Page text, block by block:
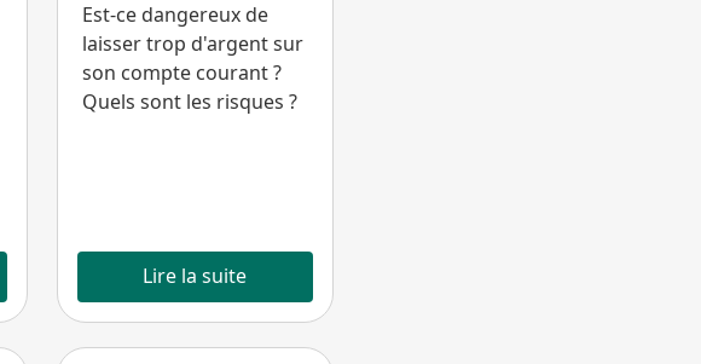
Est-ce dangereux de
laisser trop d'argent sur
son compte courant ?
Quels sont les risques ?
Lire la suite